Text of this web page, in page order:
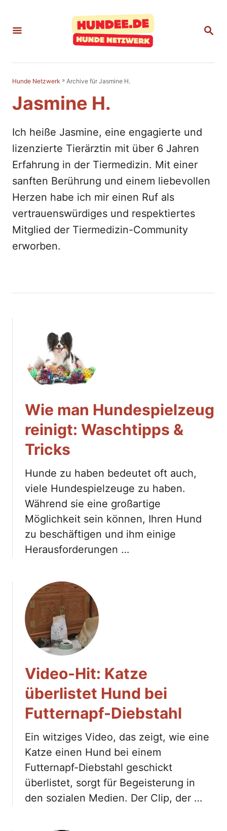
S
R
Hunde Netzwerk » Archive für Jasmine H.
Jasmine H.
Ich heiße Jasmine, eine engagierte und
lizenzierte Tierärztin mit über 6 Jahren
Erfahrung in der Tiermedizin. Mit einer
sanften Berührung und einem liebevollen
Herzen habe ich mir einen Ruf als
vertrauenswürdiges und respektiertes
Mitglied der Tiermedizin-Community
erworben.
Wie man Hundespielzeug
reinigt: Waschtipps &
Tricks
Hunde zu haben bedeutet oft auch,
viele Hundespielzeuge zu haben.
Während sie eine großartige
Möglichkeit sein können, Ihren Hund
zu beschäftigen und ihm einige
Herausforderungen …
Video-Hit: Katze
überlistet Hund bei
Futternapf-Diebstahl
Ein witziges Video, das zeigt, wie eine
Katze einen Hund bei einem
Futternapf-Diebstahl geschickt
überlistet, sorgt für Begeisterung in
den sozialen Medien. Der Clip, der …